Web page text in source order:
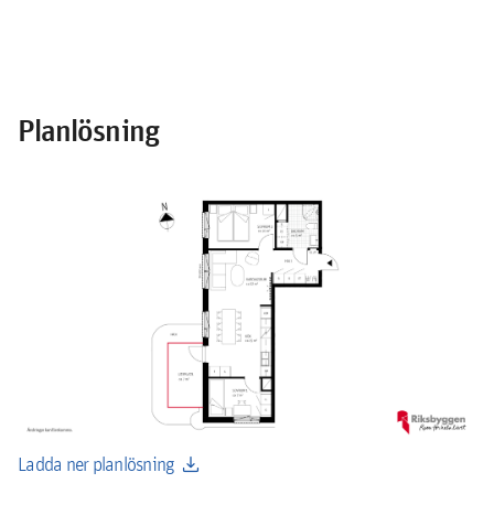
Planlösning
Ladda ner planlösning download